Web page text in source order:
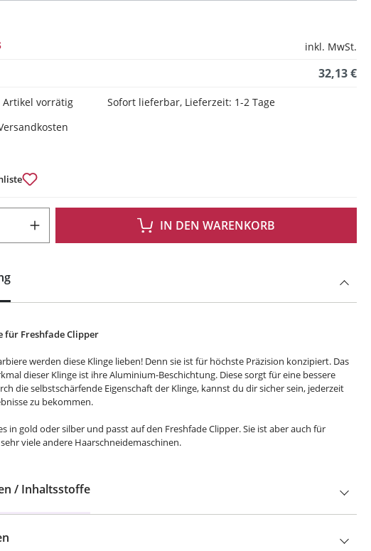
inkl. MwSt.
32,13 €
Artikel vorrätig
Sofort lieferbar, Lieferzeit: 1-2 Tage
IN DEN WARENKORB
für Freshfade Clipper
werden diese Klinge lieben! Denn sie ist für höchste Präzision konzipiert. Das
dieser Klinge ist ihre Aluminium-Beschichtung. Diese sorgt für eine bessere
die selbstschärfende Eigenschaft der Klinge, kannst du dir sicher sein, jederzeit
zu bekommen.
in gold oder silber und passt auf den Freshfade Clipper. Sie ist aber auch für
viele andere Haarschneidemaschinen.
/ Inhaltsstoffe